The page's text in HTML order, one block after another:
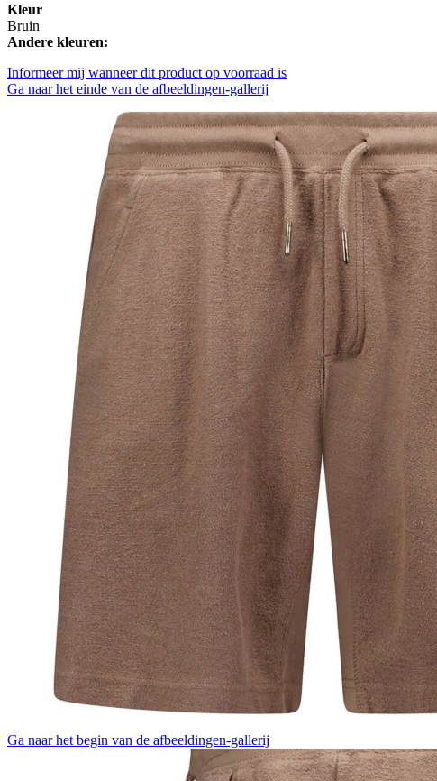
Kleur
Bruin
Andere kleuren:
Informeer mij wanneer dit product op voorraad is
Ga naar het einde van de afbeeldingen-gallerij
Ga naar het begin van de afbeeldingen-gallerij